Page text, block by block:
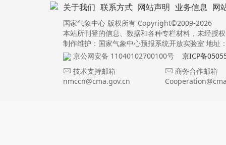
关于我们 联系方式 网站声明 业务信息 网
国家气象中心 版权所有 Copyright©2009-2026
本站所刊登的信息、数据和各种专栏材料，未经授
制作维护：国家气象中心预报系统开放实验室 地址
京公网安备 11040102700100号
京ICP备
技术支持邮箱
nmccn@cma.gov.cn
商务合作邮箱